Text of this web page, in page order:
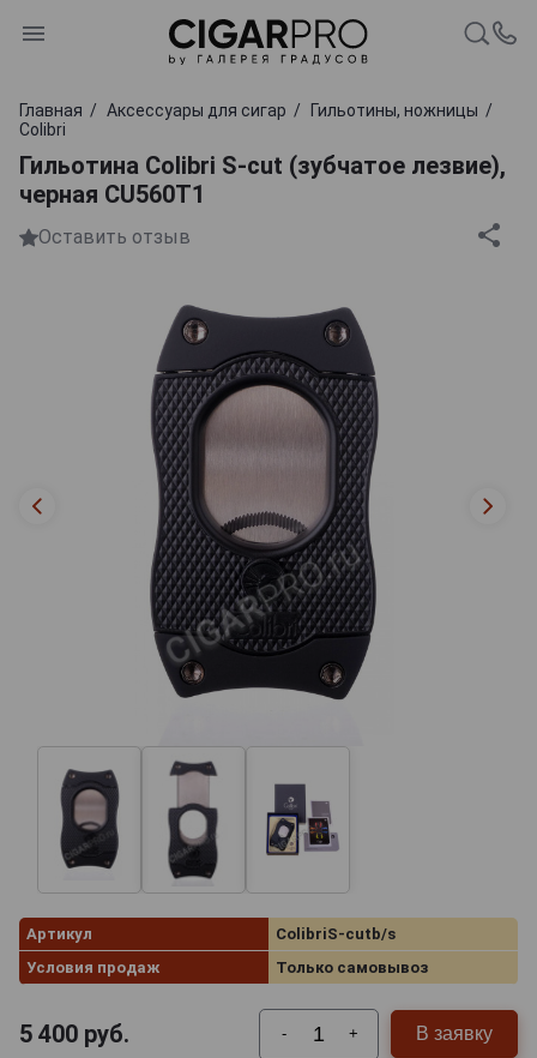
Главная Аксессуары для сигар
Гильотины, ножницы
Colibri
Гильотина Colibri S-cut (зубчатое лезвие),
черная CU560T1
Оставить отзыв
Артикул
ColibriS-cutb/s
Условия продаж
Только самовывоз
5 400 руб. - + В заявку